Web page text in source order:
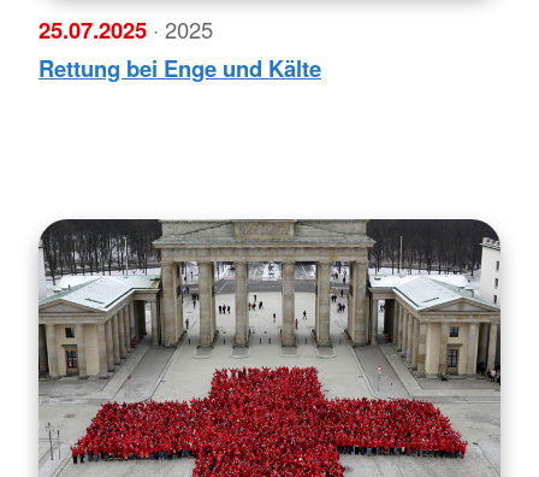
25.07.2025 · 2025
Rettung bei Enge und Kälte